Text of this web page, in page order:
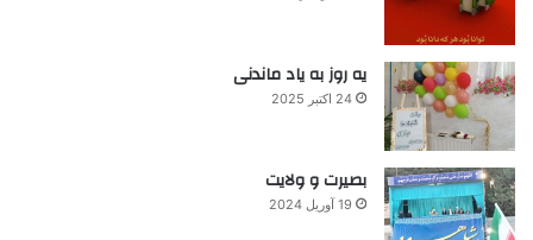
یه روز به یاد ماندنی
24 اکتبر 2025
بصیرت و ولایت
19 آوریل 2024